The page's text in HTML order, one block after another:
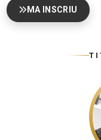
MA INSCRIU